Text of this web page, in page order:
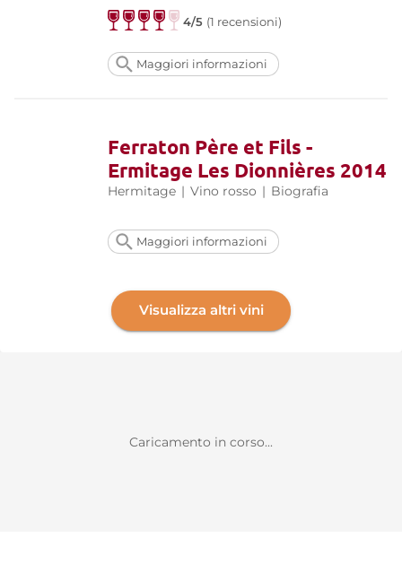
4/5 (1 recensioni)
Maggiori informazioni
Ferraton Père et Fils -
Ermitage Les Dionnières 2014
Hermitage | Vino rosso | Biografia
Maggiori informazioni
Visualizza altri vini
Caricamento in corso...